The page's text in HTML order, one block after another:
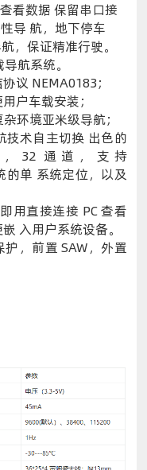
看数据 保留串口接
导 航，地下停车
，保证精准行驶。
航系统。
议 NEMA0183；
户车载安装；
环境亚米级导航；
技术自主切换 出色的
32 通道，支持
的单 系统定位，以及
用直接连接 PC 查看
入用户系统设备。
，前置 SAW，外置